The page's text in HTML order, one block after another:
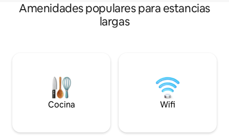
Amenidades populares para estancias
largas
Cocina Wifi